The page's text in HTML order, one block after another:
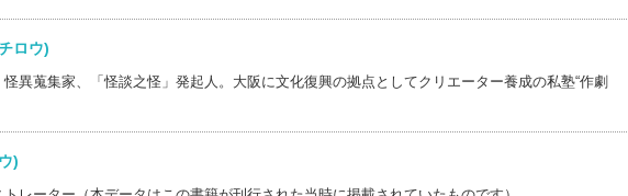
チロウ)
異蒐集家、「怪談之怪」発起人。大阪に文化復興の拠点としてクリエーター養成の私塾“作劇
ウ)